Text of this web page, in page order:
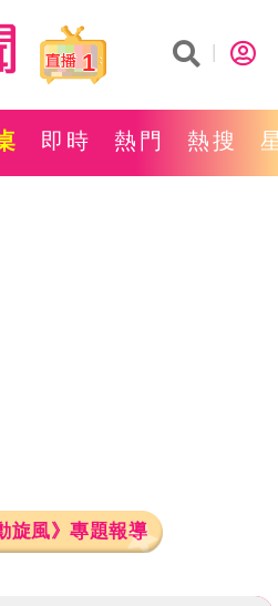
1
即時 熱門 熱搜
旋風》專題報導